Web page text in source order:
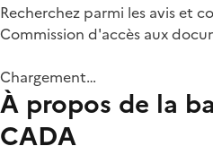
Recherchez parmi les avis et
Commission d'accès aux
Chargement…
À propos de la
CADA